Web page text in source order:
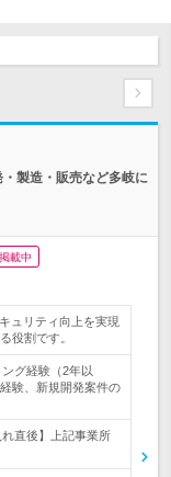
製造・販売など多岐に
載中
ュリティ向上を実現
役割です。
グ経験（2年以
験、新規開発案件の
直後】上記事業所